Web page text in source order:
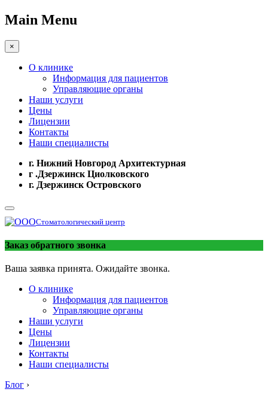
Main Menu
×
О клинике
Информация для пациентов
Управляющие органы
Наши услуги
Цены
Лицензии
Контакты
Наши специалисты
г. Нижний Новгород Архитектурная
г .Дзержинск Циолковского
г. Дзержинск Островского
Стоматологический центр
Заказ обратного звонка
Ваша заявка принята. Ожидайте звонка.
О клинике
Информация для пациентов
Управляющие органы
Наши услуги
Цены
Лицензии
Контакты
Наши специалисты
Блог ›